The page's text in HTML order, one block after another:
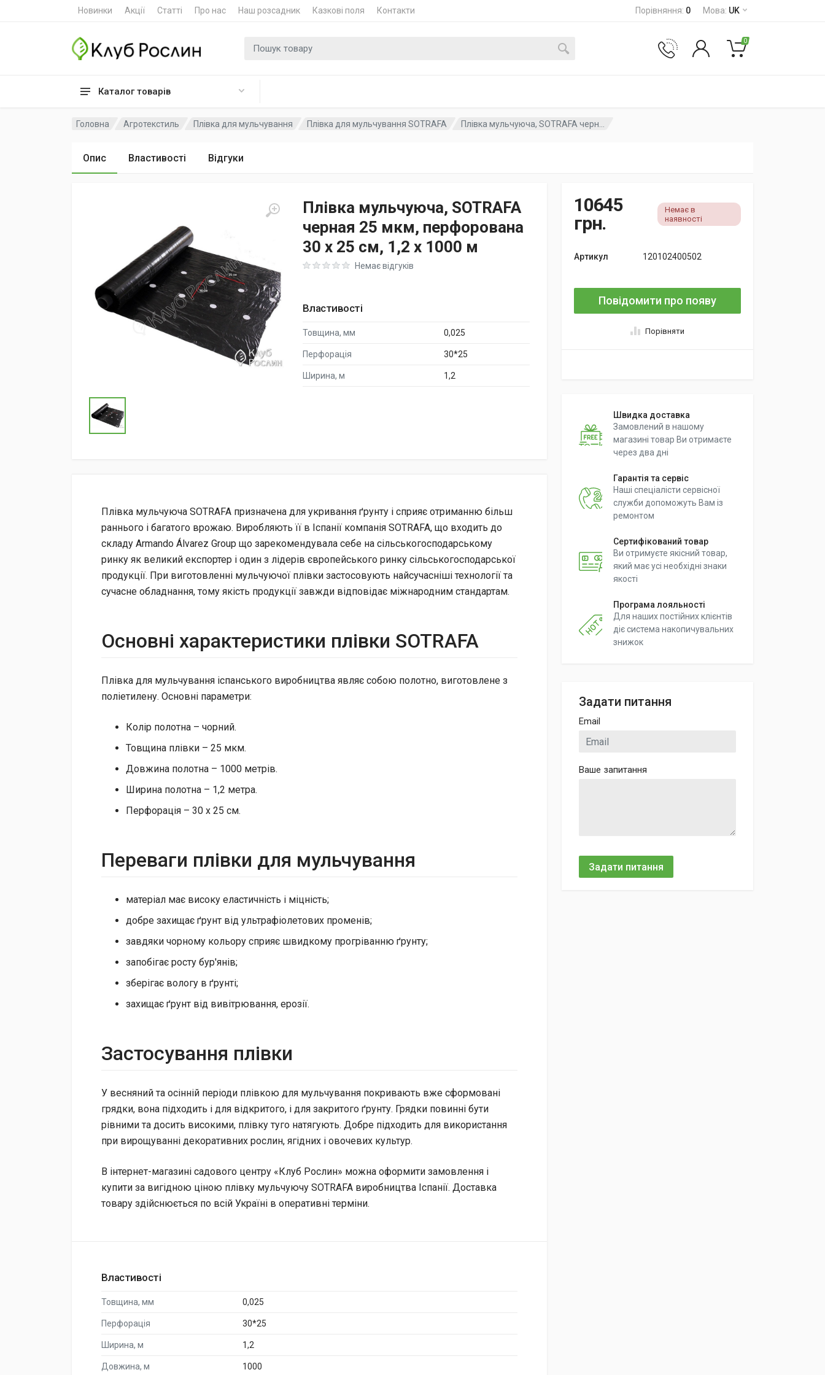
Новинки Акції Статті Про нас Наш розсадник Казкові поля Контакти Порівняння: 0 Мова: UK
Каталог товарів
Пошук для 0
Головна Агротекстиль Плівка для мульчування Плівка для мульчування SOTRAFA Плівка мульчуюча, SOTRAFA черн...
Опис Властивості Відгуки
Плівка мульчуюча, SOTRAFA
черная 25 мкм, перфорована
30 х 25 см, 1,2 х 1000 м
Rating: 0 out of 5Немає відгуків
Властивості
Товщина, мм 0,025
Перфорація 30*25
Ширина, м 1,2
10645
грн.
Немає в
наявності
Артикул 120102400502
Повідомити про появу
Порівняти
Швидка доставка
Замовлений в нашому
магазині товар Ви отримаєте
через два дні
Гарантія та сервіс
Наші спеціалісти сервісної
служби допоможуть Вам із
ремонтом
Сертифікований товар
Ви отримуєте якісний товар,
який має усі необхідні знаки
якості
Програма лояльності
Для наших постійних клієнтів
діє система накопичувальних
знижок
Задати питання
Email
Ваше запитання
Задати питання
Плівка мульчуюча SOTRAFA призначена для укривання ґрунту і сприяє отриманню більш
раннього і багатого врожаю. Виробляють її в Іспанії компанія SOTRAFA, що входить до
складу Armando Álvarez Group що зарекомендувала себе на сільськогосподарському
ринку як великий експортер і один з лідерів європейського ринку сільськогосподарської
продукції. При виготовленні мульчуючої плівки застосовують найсучасніші технології та
сучасне обладнання, тому якість продукції завжди відповідає міжнародним стандартам.
Основні характеристики плівки SOTRAFA
Плівка для мульчування іспанського виробництва являє собою полотно, виготовлене з
поліетилену. Основні параметри:
Колір полотна – чорний.
Товщина плівки – 25 мкм.
Довжина полотна – 1000 метрів.
Ширина полотна – 1,2 метра.
Перфорація – 30 х 25 см.
Переваги плівки для мульчування
матеріал має високу еластичність і міцність;
добре захищає ґрунт від ультрафіолетових променів;
завдяки чорному кольору сприяє швидкому прогріванню ґрунту;
запобігає росту бур'янів;
зберігає вологу в ґрунті;
захищає ґрунт від вивітрювання, ерозії.
Застосування плівки
У весняний та осінній періоди плівкою для мульчування покривають вже сформовані
грядки, вона підходить і для відкритого, і для закритого ґрунту. Грядки повинні бути
рівними та досить високими, плівку туго натягують. Добре підходить для використання
при вирощуванні декоративних рослин, ягідних і овочевих культур.
В інтернет-магазині садового центру «Клуб Рослин» можна оформити замовлення і
купити за вигідною ціною плівку мульчуючу SOTRAFA виробництва Іспанії. Доставка
товару здійснюється по всій Україні в оперативні терміни.
Властивості
Товщина, мм 0,025
Перфорація 30*25
Ширина, м 1,2
Довжина, м 1000